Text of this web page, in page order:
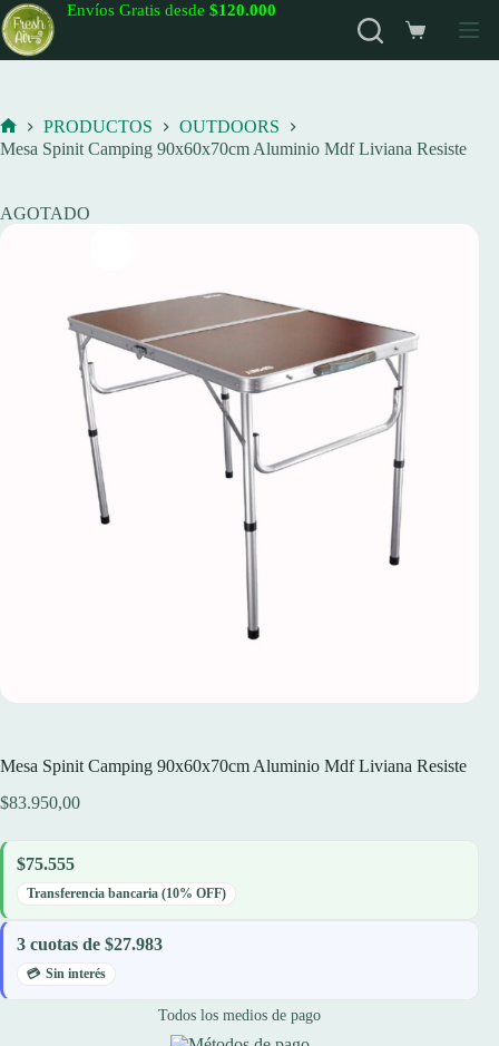
Saltar
al
contenido
Envíos Gratis desde $120.000
Carro
de
Inicio
PRODUCTOS
OUTDOORS
Mesa Spinit Camping 90x60x70cm Aluminio Mdf Liviana Resiste
AGOTADO
Mesa Spinit Camping 90x60x70cm Aluminio Mdf Liviana Resiste
$83.950,00
$75.555
Transferencia bancaria (10% OFF)
3 cuotas de $27.983
Sin interés
Todos los medios de pago